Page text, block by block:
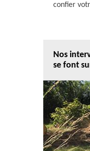
confier
Nos
se font